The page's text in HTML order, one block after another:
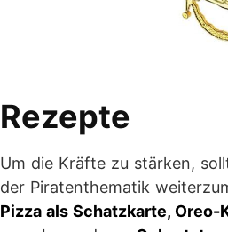
Rezepte
Um die Kräfte zu stärken,
der Piratenthematik
Pizza als Schatzkarte, Oreo-